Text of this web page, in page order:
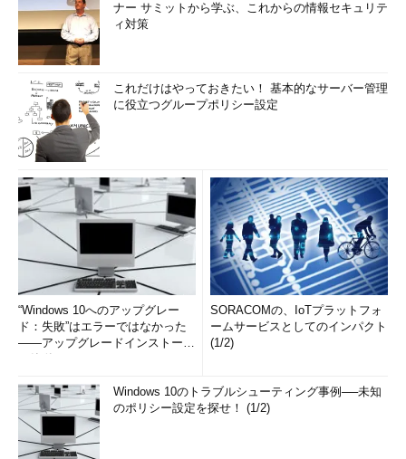
ナー サミットから学ぶ、これからの情報セキュリテ
ィ対策
これだけはやっておきたい！ 基本的なサーバー管理
に役立つグループポリシー設定
“Windows 10へのアップグレー
ド：失敗”はエラーではなかった
――アップグレードインストール
SORACOMの、IoTプラットフォ
ームサービスとしてのインパクト
(1/2)
Windows 10のトラブルシューティング事例──未知
のポリシー設定を探せ！ (1/2)